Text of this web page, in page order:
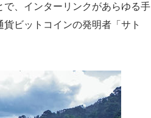
で、インターリンクがあらゆる手
ビットコインの発明者「サト